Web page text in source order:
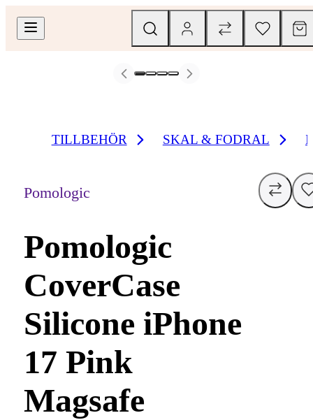
TILLBEHÖR SKAL & FODRAL
Pomologic
Pomologic
CoverCase
Silicone iPhone
17 Pink
Magsafe